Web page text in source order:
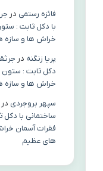
فائزه رستمی در
با دکل ثابت :
خراش ها و سازه
پریا زنگنه در
دکل ثابت : ستون
خراش ها و سازه
سپهر بروجردی در
ساختمانی با
فقرات آسمان
های عظیم